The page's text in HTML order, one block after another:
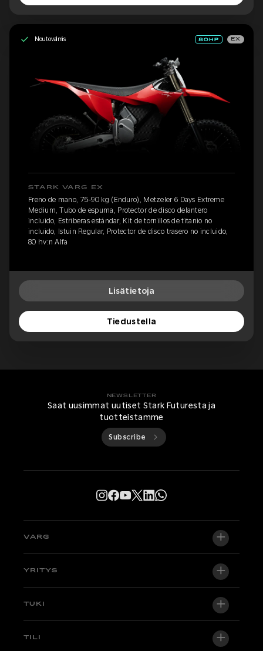
Noutovalmis EX
STARK VARG EX
Freno de mano, 75-90 kg (Enduro), Metzeler 6 Days Extreme
Medium, Tubo de espuma, Protector de disco delantero
incluido, Estriberas estándar, Kit de tornillos de titanio no
incluido, Istuin Regular, Protector de disco trasero no incluido,
80 hv:n Alfa
Lisätietoja
Tiedustella
NEWSLETTER
Saat uusimmat uutiset Stark Futuresta ja
tuotteistamme
Subscribe
VARG
VARG EX
Factory Edition
YRITYS
Tietoa meistä
TUKI
Tuki
TILI